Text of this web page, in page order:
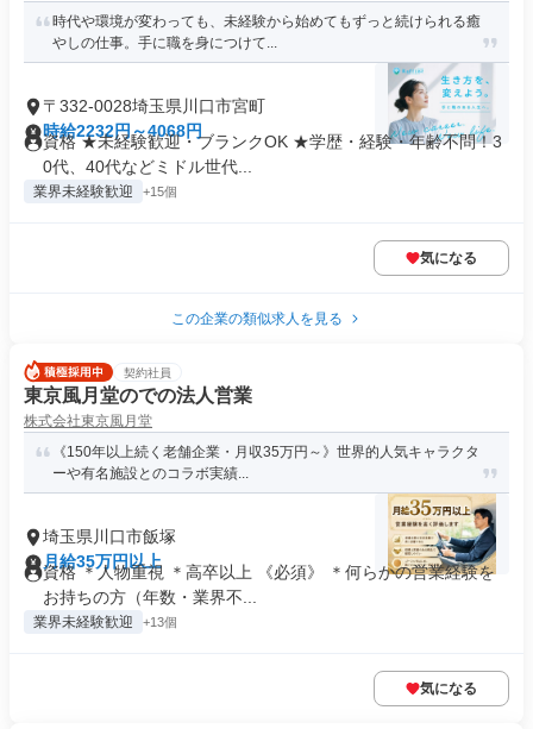
時代や環境が変わっても、未経験から始めてもずっと続けられる癒
やしの仕事。手に職を身につけて...
〒332-0028埼玉県川口市宮町
時給2232円～4068円
資格 ★未経験歓迎・ブランクOK ★学歴・経験・年齢不問！3
0代、40代などミドル世代...
業界未経験歓迎 +15個
気になる
この企業の類似求人を見る
契約社員
東京風月堂のでの法人営業
株式会社東京風月堂
《150年以上続く老舗企業・月収35万円～》世界的人気キャラクタ
ーや有名施設とのコラボ実績...
埼玉県川口市飯塚
月給35万円以上
資格 ＊人物重視 ＊高卒以上 《必須》 ＊何らかの営業経験を
お持ちの方（年数・業界不...
業界未経験歓迎 +13個
気になる